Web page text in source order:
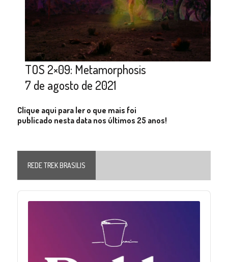
TOS 2×09: Metamorphosis
7 de agosto de 2021
Clique aqui para ler o que mais foi
publicado nesta data nos últimos 25 anos!
REDE TREK BRASILIS
Audio
Player